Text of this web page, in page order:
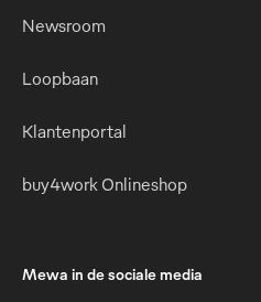
Newsroom
Loopbaan
Klantenportal
buy4work Onlineshop
Mewa in de sociale media